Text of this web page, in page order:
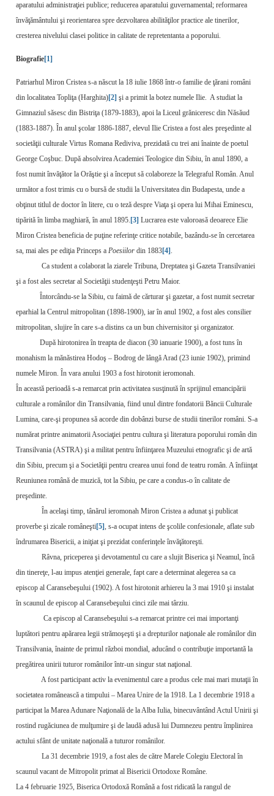
aparatului administraţiei publice; reducerea aparatului guvernamental; reformarea
învăţământului şi reorientarea spre dezvoltarea abilităţilor practice ale tinerilor,
cresterea nivelului clasei politice in calitate de repretentanta a poporului.
Biografie[1]
Patriarhul Miron Cristea s-a născut la 18 iulie 1868 într-o familie de ţărani români
din localitatea Topliţa (Harghita)[2] şi a primit la botez numele Ilie. A studiat la
Gimnaziul săsesc din Bistriţa (1879-1883), apoi la Liceul grăniceresc din Năsăud
(1883-1887). În anul şcolar 1886-1887, elevul Ilie Cristea a fost ales preşedinte al
societăţii culturale Virtus Romana Rediviva, prezidată cu trei ani înainte de poetul
George Coşbuc. După absolvirea Academiei Teologice din Sibiu, în anul 1890, a
fost numit învăţător la Orăştie şi a început să colaboreze la Telegraful Român. Anul
următor a fost trimis cu o bursă de studii la Universitatea din Budapesta, unde a
obţinut titlul de doctor în litere, cu o teză despre Viaţa şi opera lui Mihai Eminescu,
tipărită în limba maghiară, în anul 1895. [3] Lucrarea este valoroasă deoarece Elie
Miron Cristea beneficia de puţine referinţe critice notabile, bazându-se în cercetarea
sa, mai ales pe ediţia Princeps a Poesiilor din 1883[4]
Ca student a colaborat la ziarele Tribuna, Dreptatea şi Gazeta Transilvaniei
şi a fost ales secretar al Societăţii studenţeşti Petru Maior.
Întorcându-se la Sibiu, cu faimă de cărturar şi gazetar, a fost numit secretar
eparhial la Centrul mitropolitan (1898-1900), iar în anul 1902, a fost ales consilier
mitropolitan, slujire în care s-a distins ca un bun chivernisitor şi organizator.
După hirotonirea în treapta de diacon (30 ianuarie 1900), a fost tuns în
monahism la mănăstirea Hodoş – Bodrog de lângă Arad (23 iunie 1902), primind
numele Miron. În vara anului 1903 a fost hirotonit ieromonah.
În această perioadă s-a remarcat prin activitatea susţinută în sprijinul emancipării
culturale a românilor din Transilvania, fiind unul dintre fondatorii Băncii Culturale
Lumina, care-şi propunea să acorde din dobânzi burse de studii tinerilor români. S-a
numărat printre animatorii Asociaţiei pentru cultura şi literatura poporului român din
Transilvania (ASTRA) şi a militat pentru înfiinţarea Muzeului etnografic şi de artă
din Sibiu, precum şi a Societăţii pentru crearea unui fond de teatru român. A înfiinţat
Reuniunea română de muzică, tot la Sibiu, pe care a condus-o în calitate de
preşedinte.
În acelaşi timp, tânărul ieromonah Miron Cristea a adunat şi publicat
proverbe şi zicale româneşti[5] , s-a ocupat intens de şcolile confesionale, aflate sub
îndrumarea Bisericii, a iniţiat şi prezidat conferinţele învăţătoreşti.
Râvna, priceperea şi devotamentul cu care a slujit Biserica şi Neamul, încă
din tinereţe, l-au impus atenţiei generale, fapt care a determinat alegerea sa ca
episcop al Caransebeşului (1902). A fost hirotonit arhiereu la 3 mai 1910 şi instalat
în scaunul de episcop al Caransebeşului cinci zile mai târziu.
Ca episcop al Caransebeşului s-a remarcat printre cei mai importanţi
luptători pentru apărarea legii strămoşeşti şi a drepturilor naţionale ale românilor din
Transilvania, înainte de primul război mondial, aducând o contribuţie importantă la
pregătirea unirii tuturor românilor într-un singur stat naţional.
A fost participant activ la evenimentul care a produs cele mai mari mutaţii în
societatea românească a timpului – Marea Unire de la 1918. La 1 decembrie 1918 a
participat la Marea Adunare Naţională de la Alba Iulia, binecuvântând Actul Unirii şi
rostind rugăciunea de mulţumire şi de laudă adusă lui Dumnezeu pentru împlinirea
actului sfânt de unitate naţională a tuturor românilor.
La 31 decembrie 1919, a fost ales de către Marele Colegiu Electoral în
scaunul vacant de Mitropolit primat al Bisericii Ortodoxe Române.
La 4 februarie 1925, Biserica Ortodoxă Română a fost ridicată la rangul de